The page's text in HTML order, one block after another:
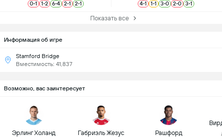
Информация об игре
Stamford Bridge
Вместимость: 41,837
0-1 1-2 6-4 2-1 2-1 4-1 1-1 3-0 2-0 3-1
Показать все
Возможно, вас заинтересует
Эрлинг Холанд Габриэль Жезус Рашфорд